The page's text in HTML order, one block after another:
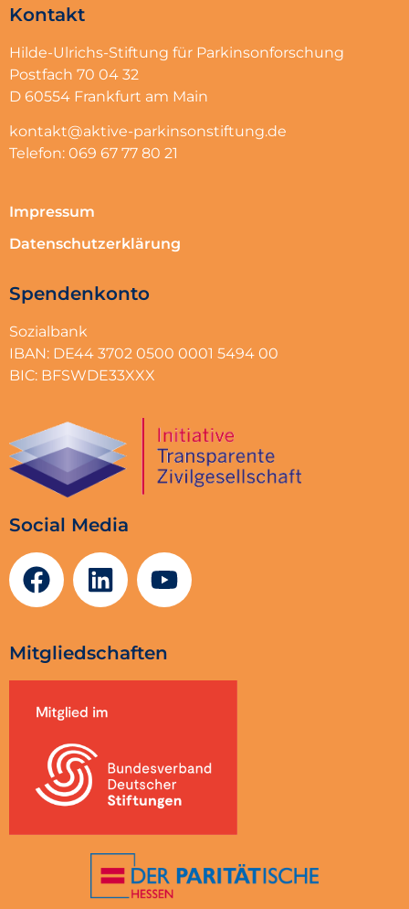
Kontakt
Hilde-Ulrichs-Stiftung für Parkinsonforschung
Postfach 70 04 32
D 60554 Frankfurt am Main
kontakt@aktive-parkinsonstiftung.de
Telefon: 069 67 77 80 21
Impressum
Datenschutzerklärung
Spendenkonto
Sozialbank
IBAN: DE44 3702 0500 0001 5494 00
BIC: BFSWDE33XXX
Social Media
Mitgliedschaften